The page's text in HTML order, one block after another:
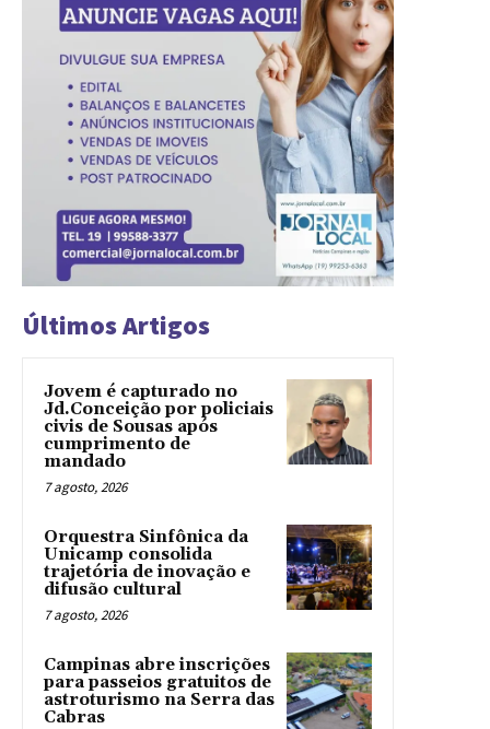
Últimos Artigos
Jovem é capturado no
Jd.Conceição por policiais
civis de Sousas após
cumprimento de
mandado
7 agosto, 2026
Orquestra Sinfônica da
Unicamp consolida
trajetória de inovação e
difusão cultural
7 agosto, 2026
Campinas abre inscrições
para passeios gratuitos de
astroturismo na Serra das
Cabras